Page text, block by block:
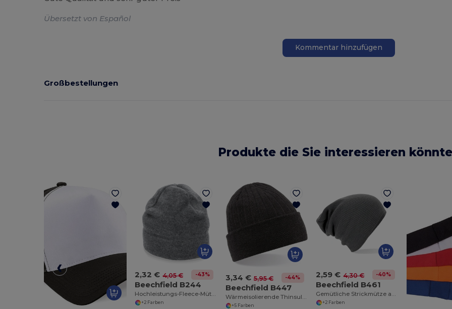
Übersetzt von Español
Kommentar hinzufügen
Großbestellungen
Produkte die Sie interessieren
2,32 € 4,05 € -43%
Beechfield B244
+2 Farben
3,34 € 5,95 € -44%
Beechfield B447
+5 Farben
2,59 € 4,30 € -40%
Beechfield B461
+2 Farben